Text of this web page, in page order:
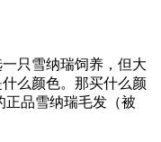
只雪纳瑞饲养，但大
么颜色。那买什么颜
正品雪纳瑞毛发（被